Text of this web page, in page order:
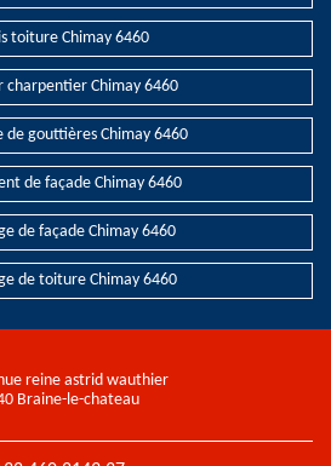
toiture Chimay 6460
charpentier Chimay 6460
de gouttières Chimay 6460
de façade Chimay 6460
de façade Chimay 6460
de toiture Chimay 6460
reine astrid wauthier
Braine-le-chateau